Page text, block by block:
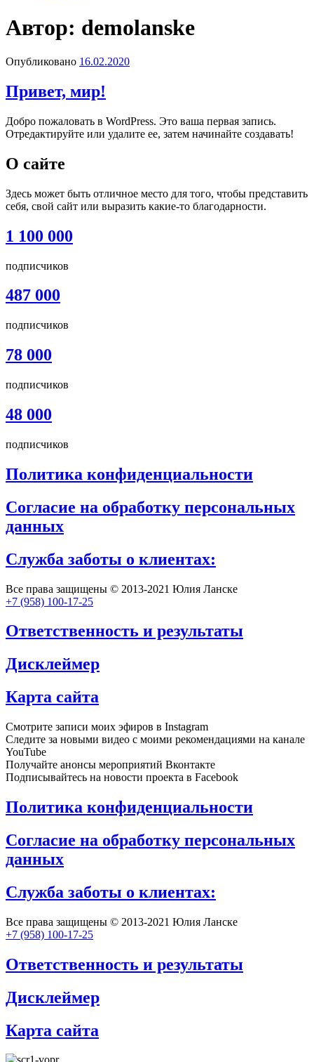
Автор: demolanske
Опубликовано 16.02.2020
Привет, мир!
Добро пожаловать в WordPress. Это ваша первая запись.
Отредактируйте или удалите ее, затем начинайте создавать!
О сайте
Здесь может быть отличное место для того, чтобы представить
себя, свой сайт или выразить какие-то благодарности.
1 100 000
подписчиков
487 000
подписчиков
78 000
подписчиков
48 000
подписчиков
Политика конфиденциальности
Согласие на обработку персональных
данных
Служба заботы о клиентах:
Все права защищены © 2013-2021 Юлия Ланске
+7 (958) 100-17-25
Ответственность и результаты
Дисклеймер
Карта сайта
Смотрите записи моих эфиров в Instagram
Следите за новыми видео с моими рекомендациями на канале
YouTube
Получайте анонсы мероприятий Вконтакте
Подписывайтесь на новости проекта в Facebook
Политика конфиденциальности
Согласие на обработку персональных
данных
Служба заботы о клиентах:
Все права защищены © 2013-2021 Юлия Ланске
+7 (958) 100-17-25
Ответственность и результаты
Дисклеймер
Карта сайта